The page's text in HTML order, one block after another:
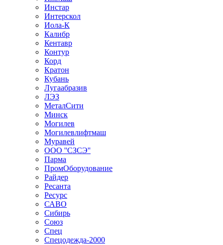
Инстар
Интерскол
Иола-К
Калибр
Кентавр
Контур
Корд
Кратон
Кубань
Лугаабразив
ЛЭЗ
МеталСити
Минск
Могилев
Могилевлифтмаш
Муравей
ООО ''СЗСЭ''
Парма
ПромОборудование
Райдер
Ресанта
Ресурс
САВО
Сибирь
Союз
Спец
Спецодежда-2000